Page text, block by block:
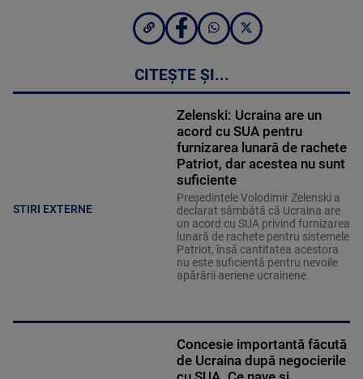
CITEȘTE ȘI...
STIRI EXTERNE
Zelenski: Ucraina are un
acord cu SUA pentru
furnizarea lunară de rachete
Patriot, dar acestea nu sunt
suficiente
Preşedintele Volodimir Zelenski a
declarat sâmbătă că Ucraina are
un acord cu SUA privind furnizarea
lunară de rachete pentru sistemele
Patriot, însă cantitatea acestora
nu este suficientă pentru nevoile
apărării aeriene ucrainene.
Concesie importantă făcută
de Ucraina după negocierile